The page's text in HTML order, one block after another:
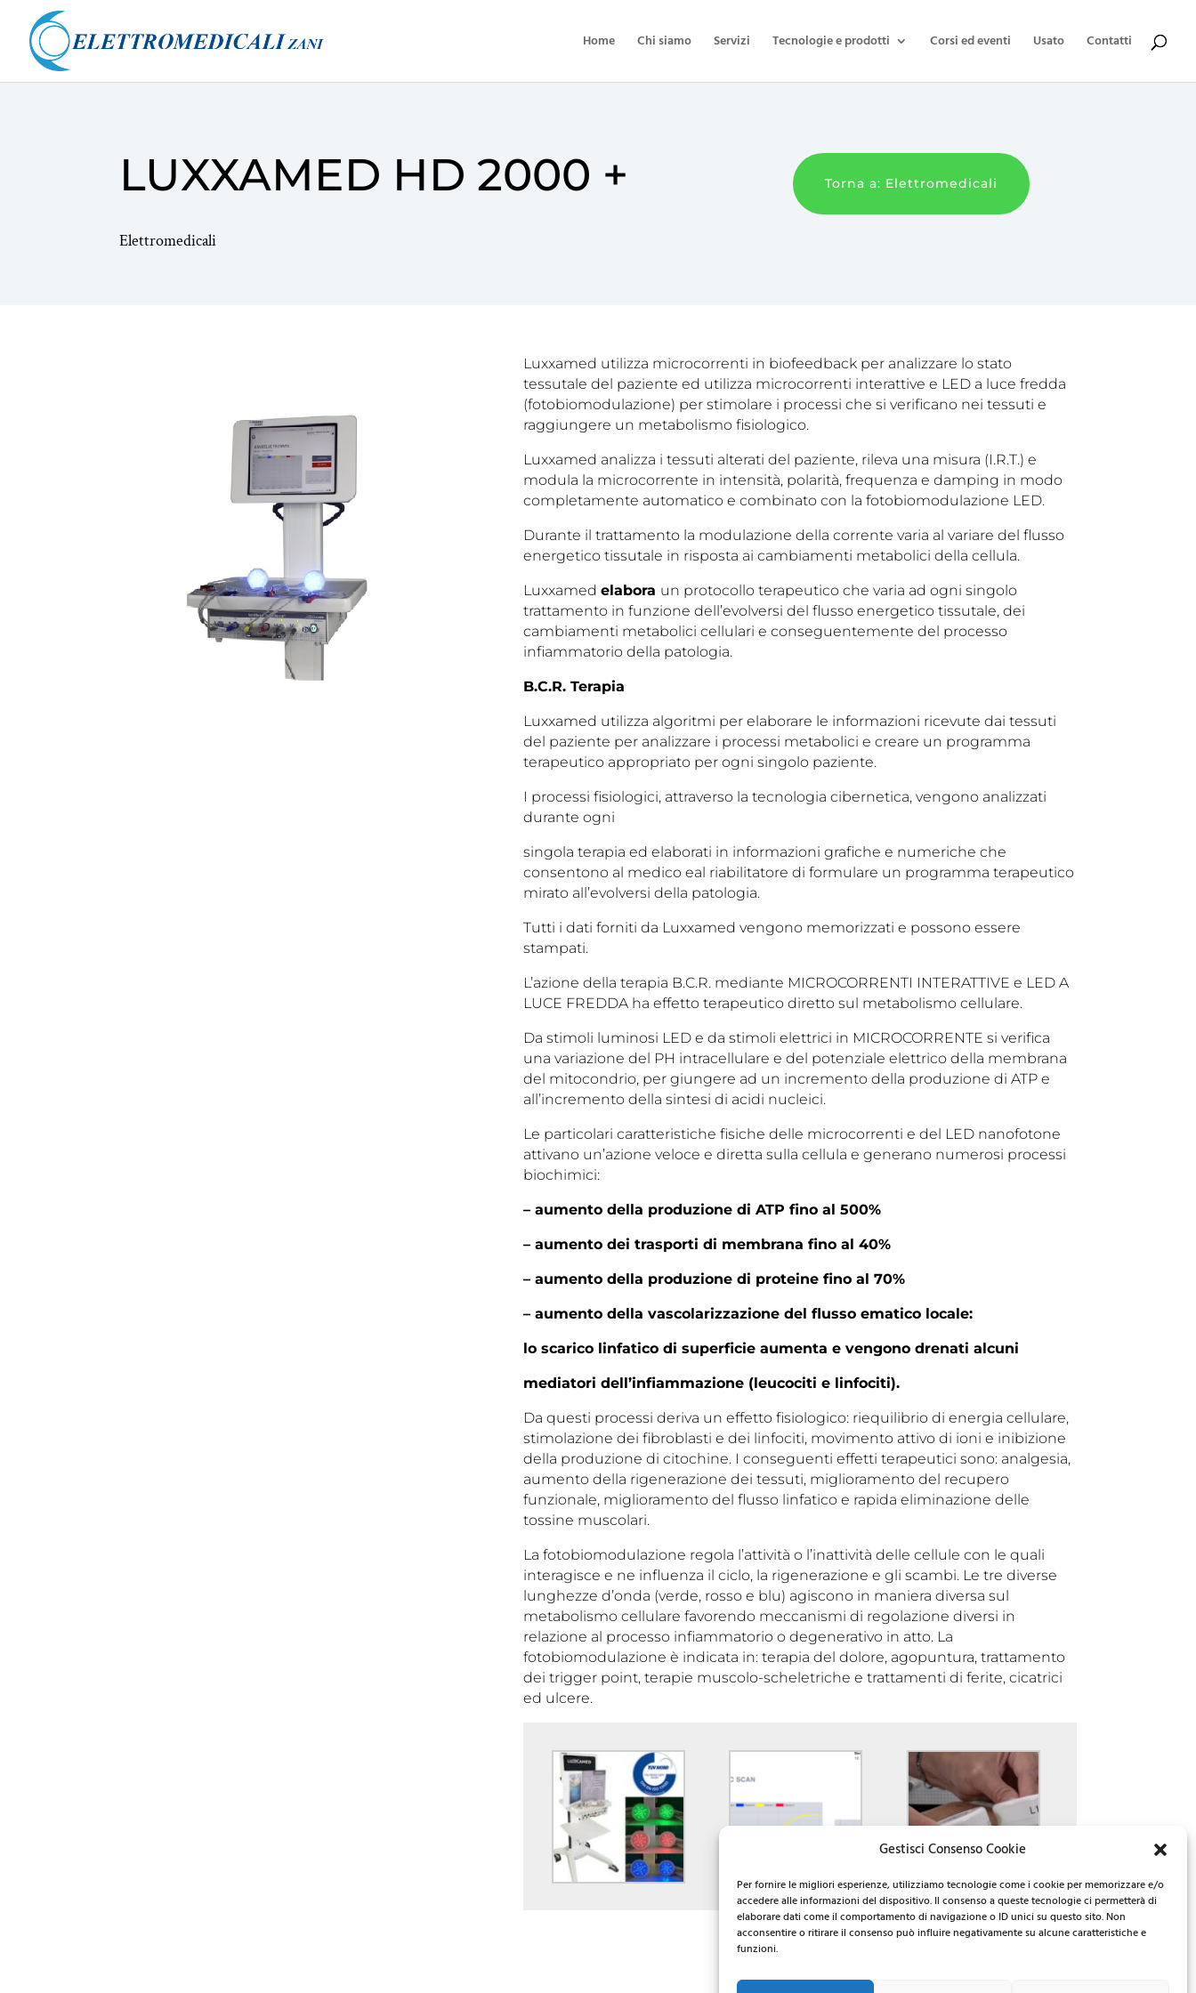
Gestisci Consenso Cookie
Per fornire le migliori esperienze, utilizziamo tecnologie come i cookie per memorizzare e/o
accedere alle informazioni del dispositivo. Il consenso a queste tecnologie ci permetterà di
elaborare dati come il comportamento di navigazione o ID unici su questo sito. Non
acconsentire o ritirare il consenso può influire negativamente su alcune caratteristiche e
funzioni.
Home Chi siamo Servizi Tecnologie e prodotti Corsi ed eventi Usato Contatti
LUXXAMED HD 2000 +
Elettromedicali
Torna a: Elettromedicali
Luxxamed utilizza microcorrenti in biofeedback per analizzare lo stato
tessutale del paziente ed utilizza microcorrenti interattive e LED a luce fredda
(fotobiomodulazione) per stimolare i processi che si verificano nei tessuti e
raggiungere un metabolismo fisiologico.
Luxxamed analizza i tessuti alterati del paziente, rileva una misura (I.R.T.) e
modula la microcorrente in intensità, polarità, frequenza e damping in modo
completamente automatico e combinato con la fotobiomodulazione LED.
Durante il trattamento la modulazione della corrente varia al variare del flusso
energetico tissutale in risposta ai cambiamenti metabolici della cellula.
Luxxamedelabora un protocollo terapeutico che varia ad ogni singolo
trattamento in funzione dell’evolversi del flusso energetico tissutale, dei
cambiamenti metabolici cellulari e conseguentemente del processo
infiammatorio della patologia.
B.C.R. Terapia
Luxxamed utilizza algoritmi per elaborare le informazioni ricevute dai tessuti
del paziente per analizzare i processi metabolici e creare un programma
terapeutico appropriato per ogni singolo paziente.
I processi fisiologici, attraverso la tecnologia cibernetica, vengono analizzati
durante ogni
singola terapia ed elaborati in informazioni grafiche e numeriche che
consentono al medico eal riabilitatore di formulare un programma terapeutico
mirato all’evolversi della patologia.
Tutti i dati forniti da Luxxamed vengono memorizzati e possono essere
stampati.
L’azione della terapia B.C.R. mediante MICROCORRENTI INTERATTIVE e LED A
LUCE FREDDA ha effetto terapeutico diretto sul metabolismo cellulare.
Da stimoli luminosi LED e da stimoli elettrici in MICROCORRENTE si verifica
una variazione del PH intracellulare e del potenziale elettrico della membrana
del mitocondrio, per giungere ad un incremento della produzione di ATP e
all’incremento della sintesi di acidi nucleici.
Le particolari caratteristiche fisiche delle microcorrenti e del LED nanofotone
attivano un’azione veloce e diretta sulla cellula e generano numerosi processi
biochimici:
– aumento della produzione di ATP fino al 500%
– aumento dei trasporti di membrana fino al 40%
– aumento della produzione di proteine fino al 70%
– aumento della vascolarizzazione del flusso ematico locale:
lo scarico linfatico di superficie aumenta e vengono drenati alcuni
mediatori dell’infiammazione (leucociti e linfociti).
Da questi processi deriva un effetto fisiologico: riequilibrio di energia cellulare,
stimolazione dei fibroblasti e dei linfociti, movimento attivo di ioni e inibizione
della produzione di citochine. I conseguenti effetti terapeutici sono: analgesia,
aumento della rigenerazione dei tessuti, miglioramento del recupero
funzionale, miglioramento del flusso linfatico e rapida eliminazione delle
tossine muscolari.
La fotobiomodulazione regola l’attività o l’inattività delle cellule con le quali
interagisce e ne influenza il ciclo, la rigenerazione e gli scambi. Le tre diverse
lunghezze d’onda (verde, rosso e blu) agiscono in maniera diversa sul
metabolismo cellulare favorendo meccanismi di regolazione diversi in
relazione al processo infiammatorio o degenerativo in atto. La
fotobiomodulazione è indicata in: terapia del dolore, agopuntura, trattamento
dei trigger point, terapie muscolo-scheletriche e trattamenti di ferite, cicatrici
ed ulcere.